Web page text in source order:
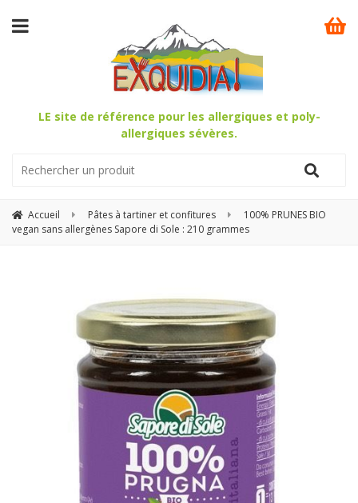
LE site de référence pour les allergiques et poly-
allergiques sévères.
Accueil Pâtes à tartiner et confitures
100% PRUNES BIO
vegan sans allergènes Sapore di Sole : 210 grammes